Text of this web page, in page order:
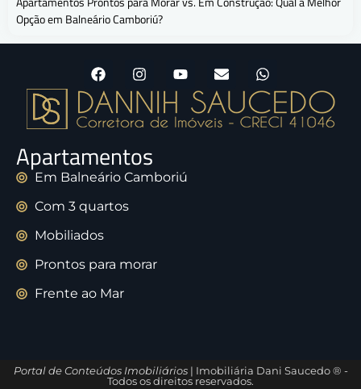
Opção em Balneário Camboriú?
Apartamentos
Em Balneário Camboriú
Com 3 quartos
Mobiliados
Prontos para morar
Frente ao Mar
Portal de Conteúdos Imobiliários | Imobiliária Dani Saucedo ® -
Todos os direitos reservados.